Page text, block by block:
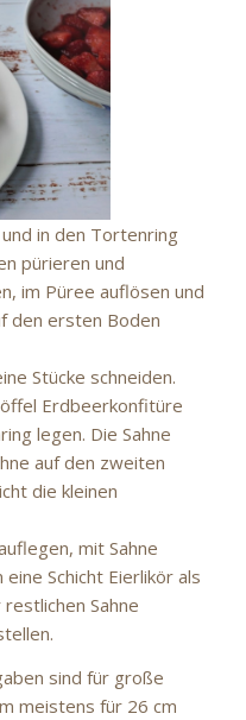
in den Tortenring
pürieren und
im Püree auflösen und
den ersten Boden
Stücke schneiden.
Erdbeerkonfitüre
legen. Die Sahne
auf den zweiten
die kleinen
mit Sahne
Schicht Eierlikör als
Sahne
sind für große
meistens für 26 cm